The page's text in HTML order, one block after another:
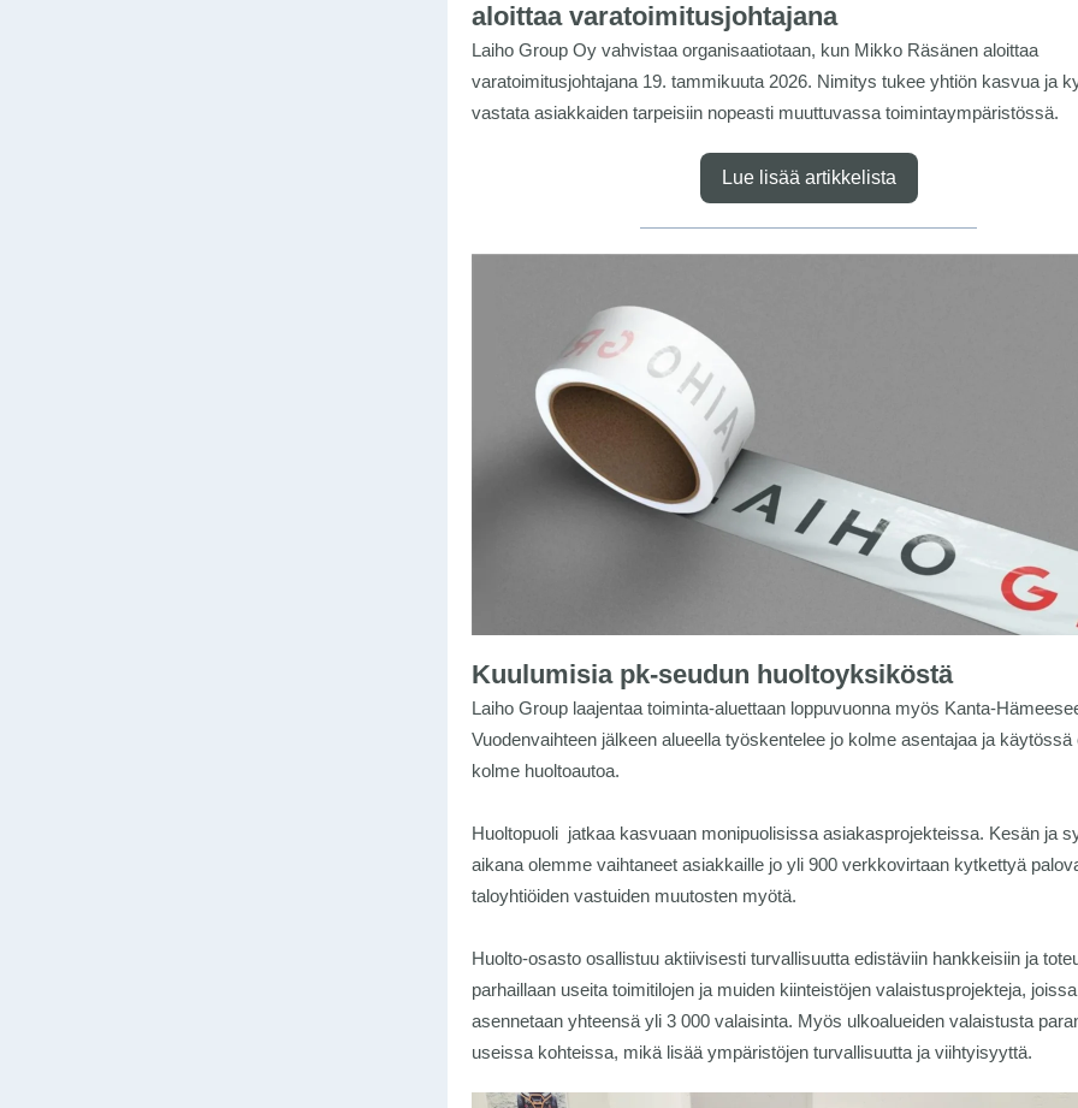
aloittaa varatoimitusjohtajana
Laiho Group Oy vahvistaa organisaatiotaan, kun Mikko Räsänen aloittaa
varatoimitusjohtajana 19. tammikuuta 2026. Nimitys tukee yhtiön kasvua ja
vastata asiakkaiden tarpeisiin nopeasti muuttuvassa toimintaympäristössä.
Lue lisää artikkelista
Kuulumisia pk-seudun huoltoyksiköstä
Laiho Group laajentaa toiminta-aluettaan loppuvuonna myös Kanta-
Vuodenvaihteen jälkeen alueella työskentelee jo kolme asentajaa ja käytössä
kolme huoltoautoa.
Huoltopuoli jatkaa kasvuaan monipuolisissa asiakasprojekteissa. Kesän ja
aikana olemme vaihtaneet asiakkaille jo yli 900 verkkovirtaan kytkettyä
taloyhtiöiden vastuiden muutosten myötä.
Huolto-osasto osallistuu aktiivisesti turvallisuutta edistäviin hankkeisiin ja
parhaillaan useita toimitilojen ja muiden kiinteistöjen valaistusprojekteja, joissa
asennetaan yhteensä yli 3 000 valaisinta. Myös ulkoalueiden valaistusta
useissa kohteissa, mikä lisää ympäristöjen turvallisuutta ja viihtyisyyttä.